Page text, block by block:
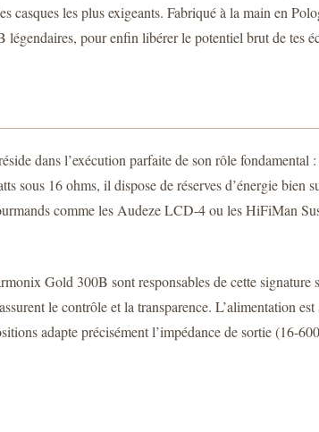
casques les plus exigeants. Fabriqué à la main en
pour enfin libérer le potentiel brut de tes
dans l’exécution parfaite de son rôle
sous 16 ohms, il dispose de réserves d’énergie bien
comme les Audeze LCD-4 ou les HiFiMan
Gold 300B sont responsables de cette
le contrôle et la transparence. L’alimentation
adapte précisément l’impédance de sortie (16-